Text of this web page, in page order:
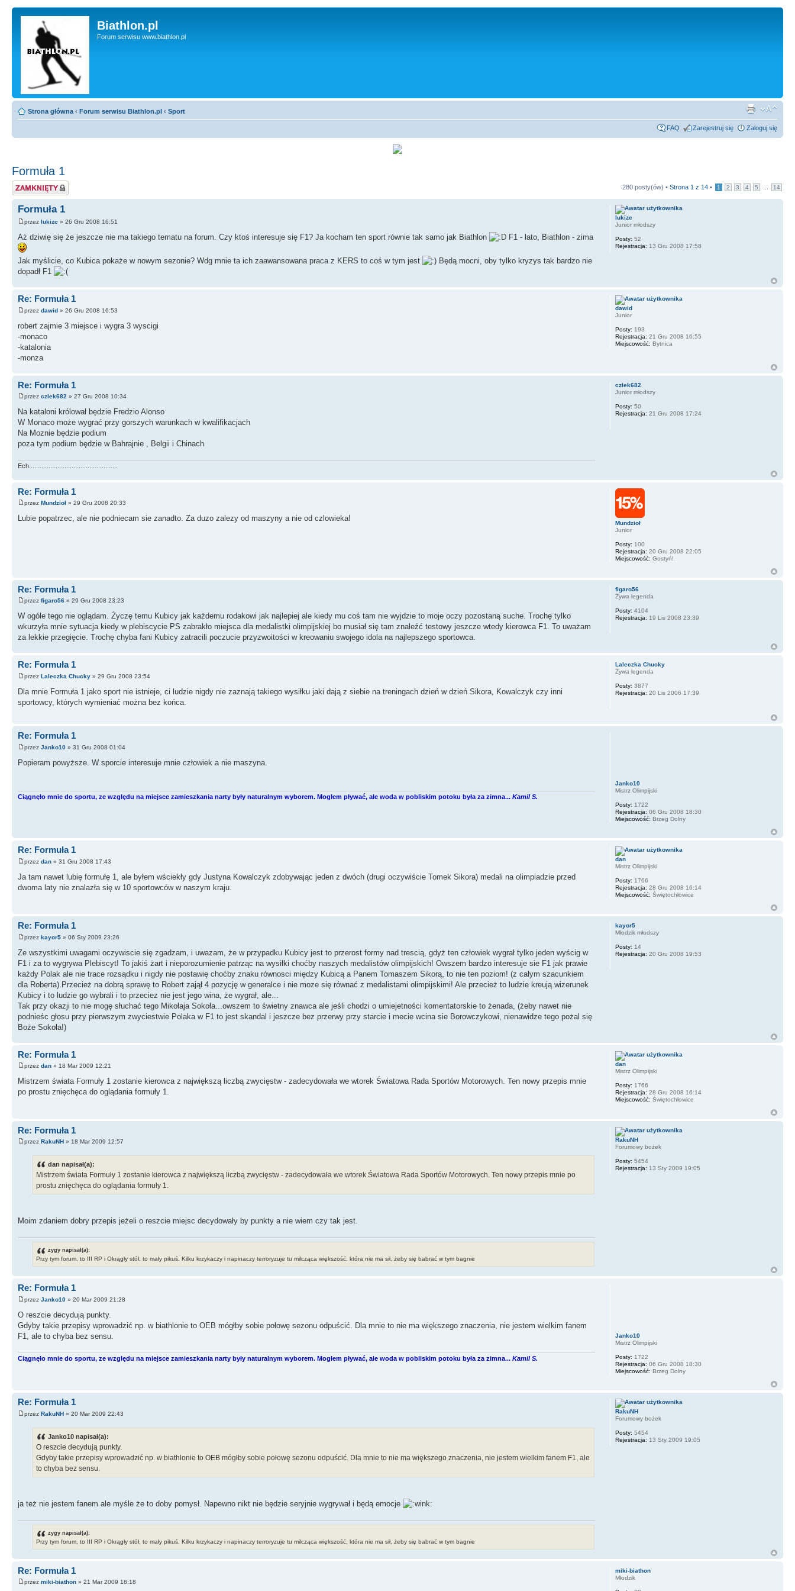
Biathlon.pl
Forum serwisu www.biathlon.pl
Strona główna ‹ Forum serwisu Biathlon.pl ‹ Sport
FAQ Zarejestruj się Zaloguj się
Formuła 1
Zablokowany temat 280 posty(ów) • Strona 1 z 14 • 1 2 3 4 5 14
Formuła 1
przez lukizc » 26 Gru 2008 16:51
Aż dziwię się że jeszcze nie ma takiego tematu na forum. Czy ktoś interesuje się F1? Ja kocham ten sport równie tak samo jak Biathlon F1 - lato, Biathlon - zima
Jak myślicie, co Kubica pokaże w nowym sezonie? Wdg mnie ta ich zaawansowana praca z KERS to coś w tym jest
Będą mocni, oby tylko kryzys tak bardzo nie
dopadł F1
lukizc
Junior młodszy
Posty: 52
Rejestracja: 13 Gru 2008 17:58
Re: Formuła 1
przez dawid » 26 Gru 2008 16:53
robert zajmie 3 miejsce i wygra 3 wyscigi
-monaco
-katalonia
-monza
dawid
Junior
Posty: 193
Rejestracja: 21 Gru 2008 16:55
Miejscowość: Bytnica
Re: Formuła 1
przez czlek682 » 27 Gru 2008 10:34
Na kataloni królował będzie Fredzio Alonso
W Monaco może wygrać przy gorszych warunkach w kwalifikacjach
Na Moznie będzie podium
poza tym podium będzie w Bahrajnie , Belgii i Chinach
Ech..................................................
czlek682
Junior młodszy
Posty: 50
Rejestracja: 21 Gru 2008 17:24
Re: Formuła 1
przez Mundzioł » 29 Gru 2008 20:33
Lubie popatrzec, ale nie podniecam sie zanadto. Za duzo zalezy od maszyny a nie od czlowieka!
Mundzioł
Junior
Posty: 100
Rejestracja: 20 Gru 2008 22:05
Miejscowość: Gostyń!
Re: Formuła 1
przez figaro56 » 29 Gru 2008 23:23
W ogóle tego nie oglądam. Życzę temu Kubicy jak każdemu rodakowi jak najlepiej ale kiedy mu coś tam nie wyjdzie to moje oczy pozostaną suche. Trochę tylko
wkurzyła mnie sytuacja kiedy w plebiscycie PS zabrakło miejsca dla medalistki olimpijskiej bo musiał się tam znaleźć testowy jeszcze wtedy kierowca F1. To uważam
za lekkie przegięcie. Trochę chyba fani Kubicy zatracili poczucie przyzwoitości w kreowaniu swojego idola na najlepszego sportowca.
figaro56
Żywa legenda
Posty: 4104
Rejestracja: 19 Lis 2008 23:39
Re: Formuła 1
przez Laleczka Chucky » 29 Gru 2008 23:54
Dla mnie Formuła 1 jako sport nie istnieje, ci ludzie nigdy nie zaznają takiego wysiłku jaki dają z siebie na treningach dzień w dzień Sikora, Kowalczyk czy inni
sportowcy, których wymieniać można bez końca.
Laleczka Chucky
Żywa legenda
Posty: 3877
Rejestracja: 20 Lis 2006 17:39
Re: Formuła 1
przez Janko10 » 31 Gru 2008 01:04
Popieram powyższe. W sporcie interesuje mnie człowiek a nie maszyna.
Ciągnęło mnie do sportu, ze względu na miejsce zamieszkania narty były naturalnym wyborem. Mogłem pływać, ale woda w pobliskim potoku była za zimna... Kamil S.
Janko10
Mistrz Olimpijski
Posty: 1722
Rejestracja: 06 Gru 2008 18:30
Miejscowość: Brzeg Dolny
Re: Formuła 1
przez dan » 31 Gru 2008 17:43
Ja tam nawet lubię formułę 1, ale byłem wściekły gdy Justyna Kowalczyk zdobywając jeden z dwóch (drugi oczywiście Tomek Sikora) medali na olimpiadzie przed
dwoma laty nie znalazła się w 10 sportowców w naszym kraju.
dan
Mistrz Olimpijski
Posty: 1766
Rejestracja: 28 Gru 2008 16:14
Miejscowość: Świętochłowice
Re: Formuła 1
przez kayor5 » 06 Sty 2009 23:26
Ze wszystkimi uwagami oczywiscie się zgadzam, i uwazam, że w przypadku Kubicy jest to przerost formy nad trescią, gdyż ten człowiek wygrał tylko jeden wyścig w
F1 i za to wygrywa Plebiscyt! To jakiś żart i nieporozumienie patrząc na wysiłki choćby naszych medalistów olimpijskich! Owszem bardzo interesuje sie F1 jak prawie
każdy Polak ale nie trace rozsądku i nigdy nie postawię choćby znaku równosci między Kubicą a Panem Tomaszem Sikorą, to nie ten poziom! (z całym szacunkiem
dla Roberta).Przecież na dobrą sprawę to Robert zajął 4 pozycję w generalce i nie moze się równać z medalistami olimpijskimi! Ale przecież to ludzie kreują wizerunek
Kubicy i to ludzie go wybrali i to przeciez nie jest jego wina, że wygrał, ale...
Tak przy okazji to nie mogę słuchać tego Mikołaja Sokoła...owszem to świetny znawca ale jeśli chodzi o umiejetności komentatorskie to żenada, (żeby nawet nie
podnieśc głosu przy pierwszym zwyciestwie Polaka w F1 to jest skandal i jeszcze bez przerwy przy starcie i mecie wcina sie Borowczykowi, nienawidze tego pożal się
Boże Sokoła!)
kayor5
Młodzik młodszy
Posty: 14
Rejestracja: 20 Gru 2008 19:53
Re: Formuła 1
przez dan » 18 Mar 2009 12:21
Mistrzem świata Formuły 1 zostanie kierowca z największą liczbą zwycięstw - zadecydowała we wtorek Światowa Rada Sportów Motorowych. Ten nowy przepis mnie
po prostu znięchęca do oglądania formuły 1.
dan
Mistrz Olimpijski
Posty: 1766
Rejestracja: 28 Gru 2008 16:14
Miejscowość: Świętochłowice
Re: Formuła 1
przez RakuNH » 18 Mar 2009 12:57
dan napisał(a):
Mistrzem świata Formuły 1 zostanie kierowca z największą liczbą zwycięstw - zadecydowała we wtorek Światowa Rada Sportów Motorowych. Ten nowy przepis mnie po
prostu znięchęca do oglądania formuły 1.
Moim zdaniem dobry przepis jeżeli o reszcie miejsc decydowały by punkty a nie wiem czy tak jest.
zygy napisał(a):
Przy tym forum, to III RP i Okrągły stół, to mały pikuś. Kilku krzykaczy i napinaczy terroryzuje tu milcząca większość, która nie ma sił, żeby się babrać w tym bagnie
RakuNH
Forumowy bożek
Posty: 5454
Rejestracja: 13 Sty 2009 19:05
Re: Formuła 1
przez Janko10 » 20 Mar 2009 21:28
O reszcie decydują punkty.
Gdyby takie przepisy wprowadzić np. w biathlonie to OEB mógłby sobie połowę sezonu odpuścić. Dla mnie to nie ma większego znaczenia, nie jestem wielkim fanem
F1, ale to chyba bez sensu.
Ciągnęło mnie do sportu, ze względu na miejsce zamieszkania narty były naturalnym wyborem. Mogłem pływać, ale woda w pobliskim potoku była za zimna... Kamil S.
Janko10
Mistrz Olimpijski
Posty: 1722
Rejestracja: 06 Gru 2008 18:30
Miejscowość: Brzeg Dolny
Re: Formuła 1
przez RakuNH » 20 Mar 2009 22:43
Janko10 napisał(a):
O reszcie decydują punkty.
Gdyby takie przepisy wprowadzić np. w biathlonie to OEB mógłby sobie połowę sezonu odpuścić. Dla mnie to nie ma większego znaczenia, nie jestem wielkim fanem F1, ale
to chyba bez sensu.
ja też nie jestem fanem ale myśle że to doby pomysł. Napewno nikt nie będzie seryjnie wygrywał i będą emocje
zygy napisał(a):
Przy tym forum, to III RP i Okrągły stół, to mały pikuś. Kilku krzykaczy i napinaczy terroryzuje tu milcząca większość, która nie ma sił, żeby się babrać w tym bagnie
RakuNH
Forumowy bożek
Posty: 5454
Rejestracja: 13 Sty 2009 19:05
Re: Formuła 1
przez miki-biathon » 21 Mar 2009 18:18
miki-biathon
Młodzik